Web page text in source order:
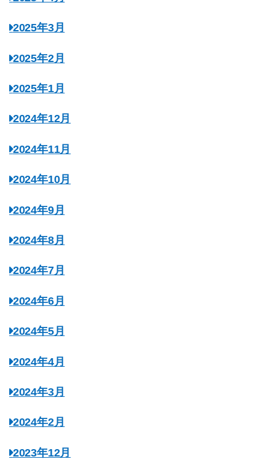
2025年3月
2025年2月
2025年1月
2024年12月
2024年11月
2024年10月
2024年9月
2024年8月
2024年7月
2024年6月
2024年5月
2024年4月
2024年3月
2024年2月
2023年12月